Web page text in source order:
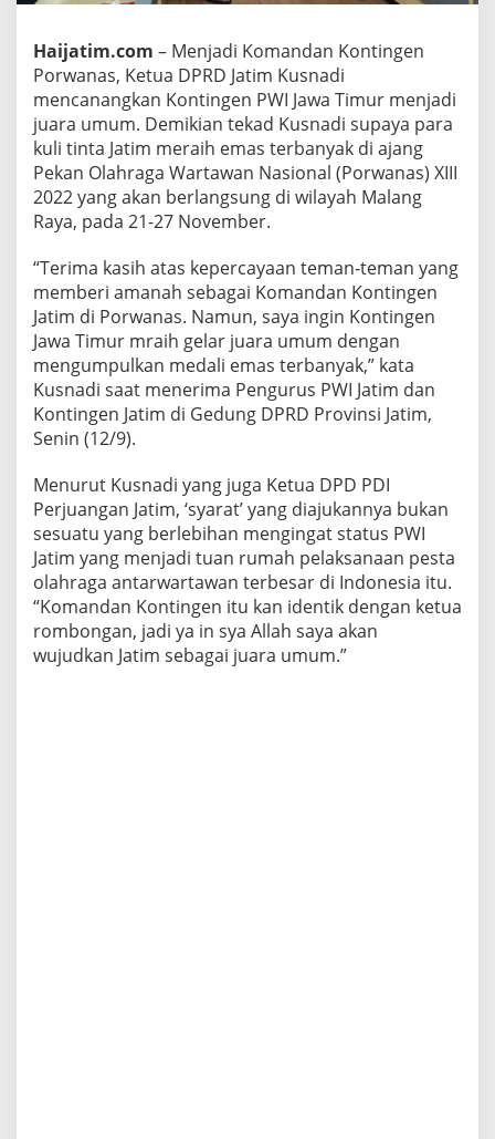
u
a
r
a
U
m
u
m
P
o
w
a
n
s
2
0
2
Haijatim.com – Menjadi Komandan Kontingen
Porwanas, Ketua DPRD Jatim Kusnadi
mencanangkan Kontingen PWI Jawa Timur menjadi
juara umum. Demikian tekad Kusnadi supaya para
kuli tinta Jatim meraih emas terbanyak di ajang
Pekan Olahraga Wartawan Nasional (Porwanas) XIII
2022 yang akan berlangsung di wilayah Malang
Raya, pada 21-27 November.
“Terima kasih atas kepercayaan teman-teman yang
memberi amanah sebagai Komandan Kontingen
Jatim di Porwanas. Namun, saya ingin Kontingen
Jawa Timur mraih gelar juara umum dengan
mengumpulkan medali emas terbanyak,” kata
Kusnadi saat menerima Pengurus PWI Jatim dan
Kontingen Jatim di Gedung DPRD Provinsi Jatim,
Senin (12/9).
Menurut Kusnadi yang juga Ketua DPD PDI
Perjuangan Jatim, ‘syarat’ yang diajukannya bukan
sesuatu yang berlebihan mengingat status PWI
Jatim yang menjadi tuan rumah pelaksanaan pesta
olahraga antarwartawan terbesar di Indonesia itu.
“Komandan Kontingen itu kan identik dengan ketua
rombongan, jadi ya in sya Allah saya akan
wujudkan Jatim sebagai juara umum.”